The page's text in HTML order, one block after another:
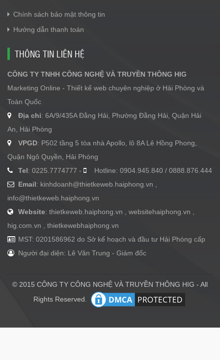
Chính sách bảo mật thông tin
Hướng dẫn thanh toán
THÔNG TIN LIÊN HỆ
CÔNG TY TNHH CÔNG NGHỆ VÀ TRUYỀN THÔNG HIG
Marketing Online - Thiết kế web chuyên nghiệp ở Hải Phòng và
Toàn Quốc
Địa chỉ: 6A/9/435A Đằng Hải, Phường Đằng Hải, Quận Hải
An, Hải Phòng
VPGD: P502 tầng 5 tòa nhà Apollo, lô 8A Lê Hồng Phong,
Quận Ngô Quyền, Hải Phòng
Tel: 0225.7774777 -
Hotline: 0904.945.840 / 0888.876.444
Email: kinhdoanh@thietkeweb.haiphong.vn
info@thietkeweb.haiphong.vn
Website: thietkeweb.haiphong.vn , websitehaiphong.vn ,
hig.com.vn , thietkewebhaiphong.vn
MST: 0201586962 do Sở kế hoạch và đầu tư Hải Phòng cấp
Người đại diện: Lê Văn Trung - Giám đốc
© 2015 CÔNG TY CÔNG NGHỆ VÀ TRUYỀN THÔNG HIG - All
Rights Reserved.